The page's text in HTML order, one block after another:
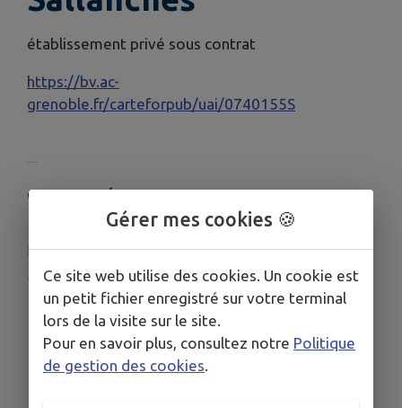
établissement privé sous contrat
https://bv.ac-
grenoble.fr/carteforpub/uai/0740155S
COORDONNÉES
390 RUE DU COLONNEY 74700 SALLANCHES
ce.0740155S@ac-grenoble.fr
www.ecs-sallanches.fr
0450581484
Gérer mes cookies 🍪
Ce site web utilise des cookies. Un cookie est
un petit fichier enregistré sur votre terminal
lors de la visite sur le site.
Pour en savoir plus, consultez notre Politique
de gestion des cookies